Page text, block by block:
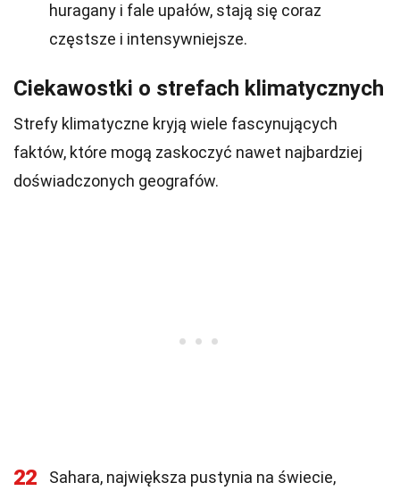
huragany i fale upałów, stają się coraz
częstsze i intensywniejsze.
Ciekawostki o strefach klimatycznych
Strefy klimatyczne kryją wiele fascynujących
faktów, które mogą zaskoczyć nawet najbardziej
doświadczonych geografów.
22
Sahara, największa pustynia na świecie,